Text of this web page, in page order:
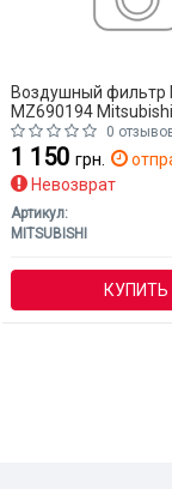
Воздушный фильтр
MZ690194
0
1 150 грн.
Невозврат
Артикул:
MITSUBISHI
КУПИТЬ